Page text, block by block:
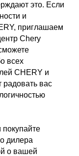
это. Если
и
приглашаем
Chery
всех
CHERY и
радовать вас
дилера
о вашей